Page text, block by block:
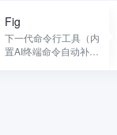
Fig
下一代命令行工具（内
置AI终端命令自动补